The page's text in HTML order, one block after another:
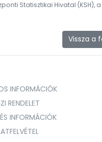
Statisztikai Hivatal
Vissza a
INFORMÁCIÓK
RENDELET
INFORMÁCIÓK